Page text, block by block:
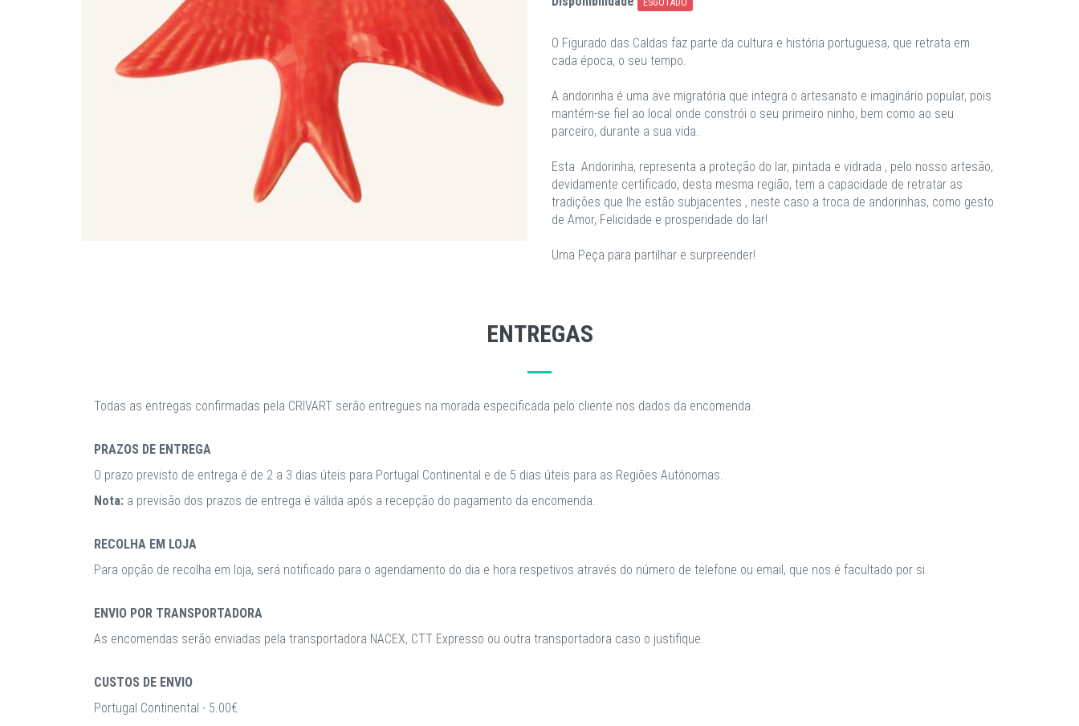
ESGOTADO
O Figurado das Caldas faz parte da cultura e história portuguesa, que retrata em
cada época, o seu tempo.
A andorinha é uma ave migratória que integra o artesanato e imaginário popular, pois
mantém-se fiel ao local onde constrói o seu primeiro ninho, bem como ao seu
parceiro, durante a sua vida.
Esta Andorinha, representa a proteção do lar, pintada e vidrada , pelo nosso artesão,
devidamente certificado, desta mesma região, tem a capacidade de retratar as
tradições que lhe estão subjacentes , neste caso a troca de andorinhas, como gesto
de Amor, Felicidade e prosperidade do lar!
Uma Peça para partilhar e surpreender!
ENTREGAS
Todas as entregas confirmadas pela CRIVART serão entregues na morada especificada pelo cliente nos dados da encomenda.
PRAZOS DE ENTREGA
O prazo previsto de entrega é de 2 a 3 dias úteis para Portugal Continental e de 5 dias úteis para as Regiões Autónomas.
Nota: a previsão dos prazos de entrega é válida após a recepção do pagamento da encomenda.
RECOLHA EM LOJA
Para opção de recolha em loja, será notificado para o agendamento do dia e hora respetivos através do número de telefone ou email, que nos é facultado por si.
ENVIO POR TRANSPORTADORA
As encomendas serão enviadas pela transportadora NACEX, CTT Expresso ou outra transportadora caso o justifique.
CUSTOS DE ENVIO
Portugal Continental - 5.00€